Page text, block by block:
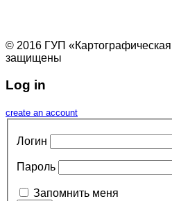
© 2016 ГУП
защищены
Log in
create an account
Логин
Пароль
Запомнить меня